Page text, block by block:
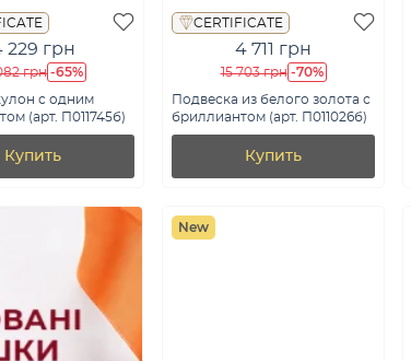
229 грн
грн -65%
с одним
(арт. П011745б)
Купить
CERTIFICATE
4 711 грн
15 703 грн -70%
Подвеска из белого золота с
бриллиантом (арт. П011026б)
Купить
New